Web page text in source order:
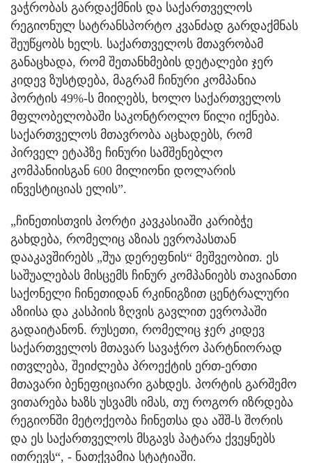
ვაჭრობას გარდაქმნის და საქართველოს
რეგიონულ სატრანსპორტო კვანძად გარდაქმნას
შეუწყობს ხელს. საქართველოს მთავრობამ
განაცხადა, რომ შეთანხმების დეტალები ჯერ
კიდევ ზუსტდება, მაგრამ ჩინური კომპანია
პორტის 49%-ს მიიღებს, ხოლო საქართველოს
მფლობელობაში საკონტროლო წილი იქნება.
საქართველოს მთავრობა აცხადებს, რომ
პირველ ეტაპზე ჩინური სამშენებლო
კომპანიისგან 600 მილიონი დოლარის
ინვესტიციას ელის”.
„ჩინეთისთვის პორტი კავკასიაში კარიბჭე
გახდება, რომელიც აზიას ევროპასთან
დააკავშირებს „შუა დერეფნის“ მეშვეობით. ეს
საშუალებას მისცემს ჩინურ კომპანიებს თავიანთი
საქონელი ჩინეთიდან რკინიგზით ცენტრალური
აზიისა და კასპიის ზღვის გავლით ევროპაში
გადაიტანონ. რუსეთი, რომელიც ჯერ კიდევ
საქართველოს მთავარ სავაჭრო პარტნიორად
ითვლება, შეიძლება პროექტის ერთ-ერთი
მთავარი ბენეფიციარი გახდეს. პორტის გარშემო
ვითარება ხაზს უსვამს იმას, თუ როგორ იზრდება
რეგიონში მეტოქეობა ჩინეთსა და აშშ-ს შორის
და ეს საქართველოს მსგავს პატარა ქვეყნებს
ითრევს“, - ნათქვამია სტატიაში.